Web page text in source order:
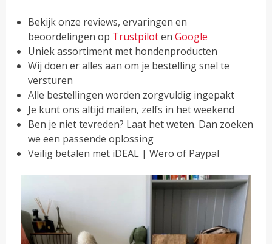
Bekijk onze reviews, ervaringen en
beoordelingen op TrustpilotenGoogle
Uniek assortiment met hondenproducten
Wij doen er alles aan om je bestelling snel te
versturen
Alle bestellingen worden zorgvuldig ingepakt
Je kunt ons altijd mailen, zelfs in het weekend
Ben je niet tevreden? Laat het weten. Dan zoeken
we een passende oplossing
Veilig betalen met iDEAL | Wero of Paypal